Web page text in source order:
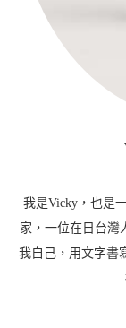
我是Vicky，也是
家，一位在日台灣
我自己，用文字書